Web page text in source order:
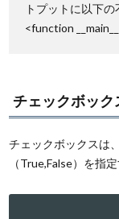
トプットに以下
<function
チェックボック
チェックボックスは
（True,False）を指